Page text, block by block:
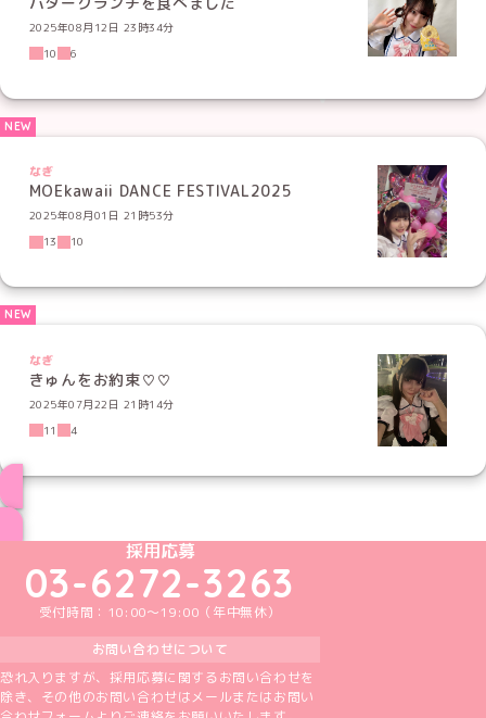
2025年08月12日 23時34分
10
6
なぎ
MOEkawaii DANCE FESTIVAL2025
2025年08月01日 21時53分
13
10
なぎ
きゅんをお約束♡♡
2025年07月22日 21時14分
11
4
めいどりーみんTikTok公式アカウント
めいどりーみんX公式アカウント
めいどりーみんInstagram公式アカウント
めいどりーみんFacebook公式アカウン
めいどりーみんYouTube公式アカ
採用応募
03-6272-3263
受付時間：10:00～19:00（年中無休）
お問い合わせについて
恐れ入りますが、採用応募に関するお問い合わせを
除き、その他のお問い合わせはメールまたはお問い